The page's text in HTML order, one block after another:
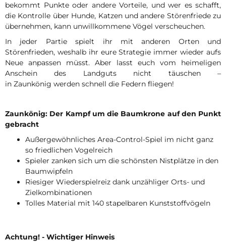
bekommt Punkte oder andere Vorteile, und wer es schafft,
die Kontrolle über Hunde, Katzen und andere Störenfriede zu
übernehmen, kann unwillkommene Vögel verscheuchen.
In jeder Partie spielt ihr mit anderen Orten und
Störenfrieden, weshalb ihr eure Strategie immer wieder aufs
Neue anpassen müsst. Aber lasst euch vom heimeligen
Anschein des Landguts nicht täuschen –
in Zaunkönig werden schnell die Federn fliegen!
Zaunkönig: Der Kampf um die Baumkrone auf den Punkt
gebracht
Außergewöhnliches Area-Control-Spiel im nicht ganz
so friedlichen Vogelreich
Spieler zanken sich um die schönsten Nistplätze in den
Baumwipfeln
Riesiger Wiederspielreiz dank unzähliger Orts- und
Zielkombinationen
Tolles Material mit 140 stapelbaren Kunststoffvögeln
Achtung! - Wichtiger Hinweis